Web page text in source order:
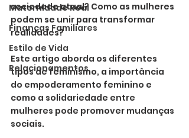
Maternidade Real
Finanças Familiares
Estilo de Vida
Relacionamentos
sociedade atual? Como as mulheres
podem se unir para transformar
realidades?
Este artigo aborda os diferentes
tipos de feminismo, a importância
do empoderamento feminino e
como a solidariedade entre
mulheres pode promover mudanças
sociais.